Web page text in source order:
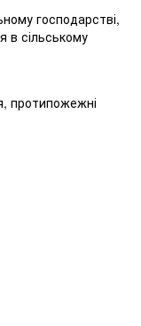
господарстві,
в сільському
протипожежні